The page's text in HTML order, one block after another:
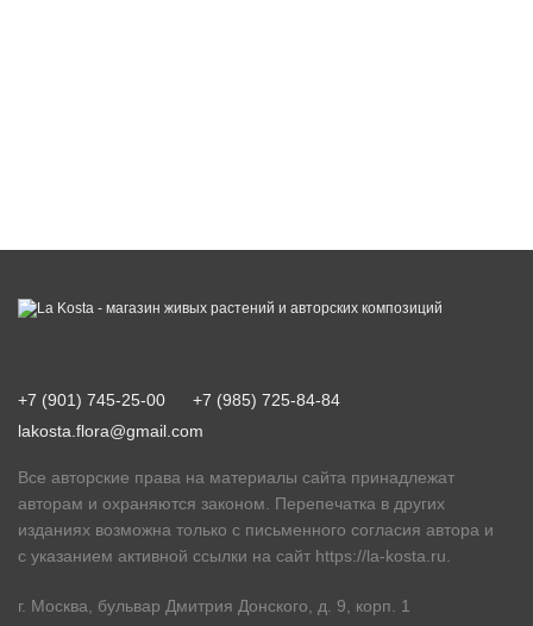
+7 (901) 745-25-00
+7 (985) 725-84-84
lakosta.flora@gmail.com
Все авторские права на материалы сайта принадлежат
авторам и охраняются законом. Перепечатка в других
изданиях возможна только с письменного согласия автора и
с указанием активной ссылки на сайт https://la-kosta.ru
г. Москва, бульвар Дмитрия Донского, д. 9, корп. 1